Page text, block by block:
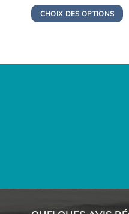
initial
était : est :
CHOIX DES OPTIONS